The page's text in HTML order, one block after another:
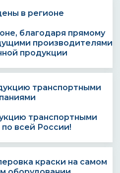
благодаря прямому
производителями
продукции
транспортными
всей России!